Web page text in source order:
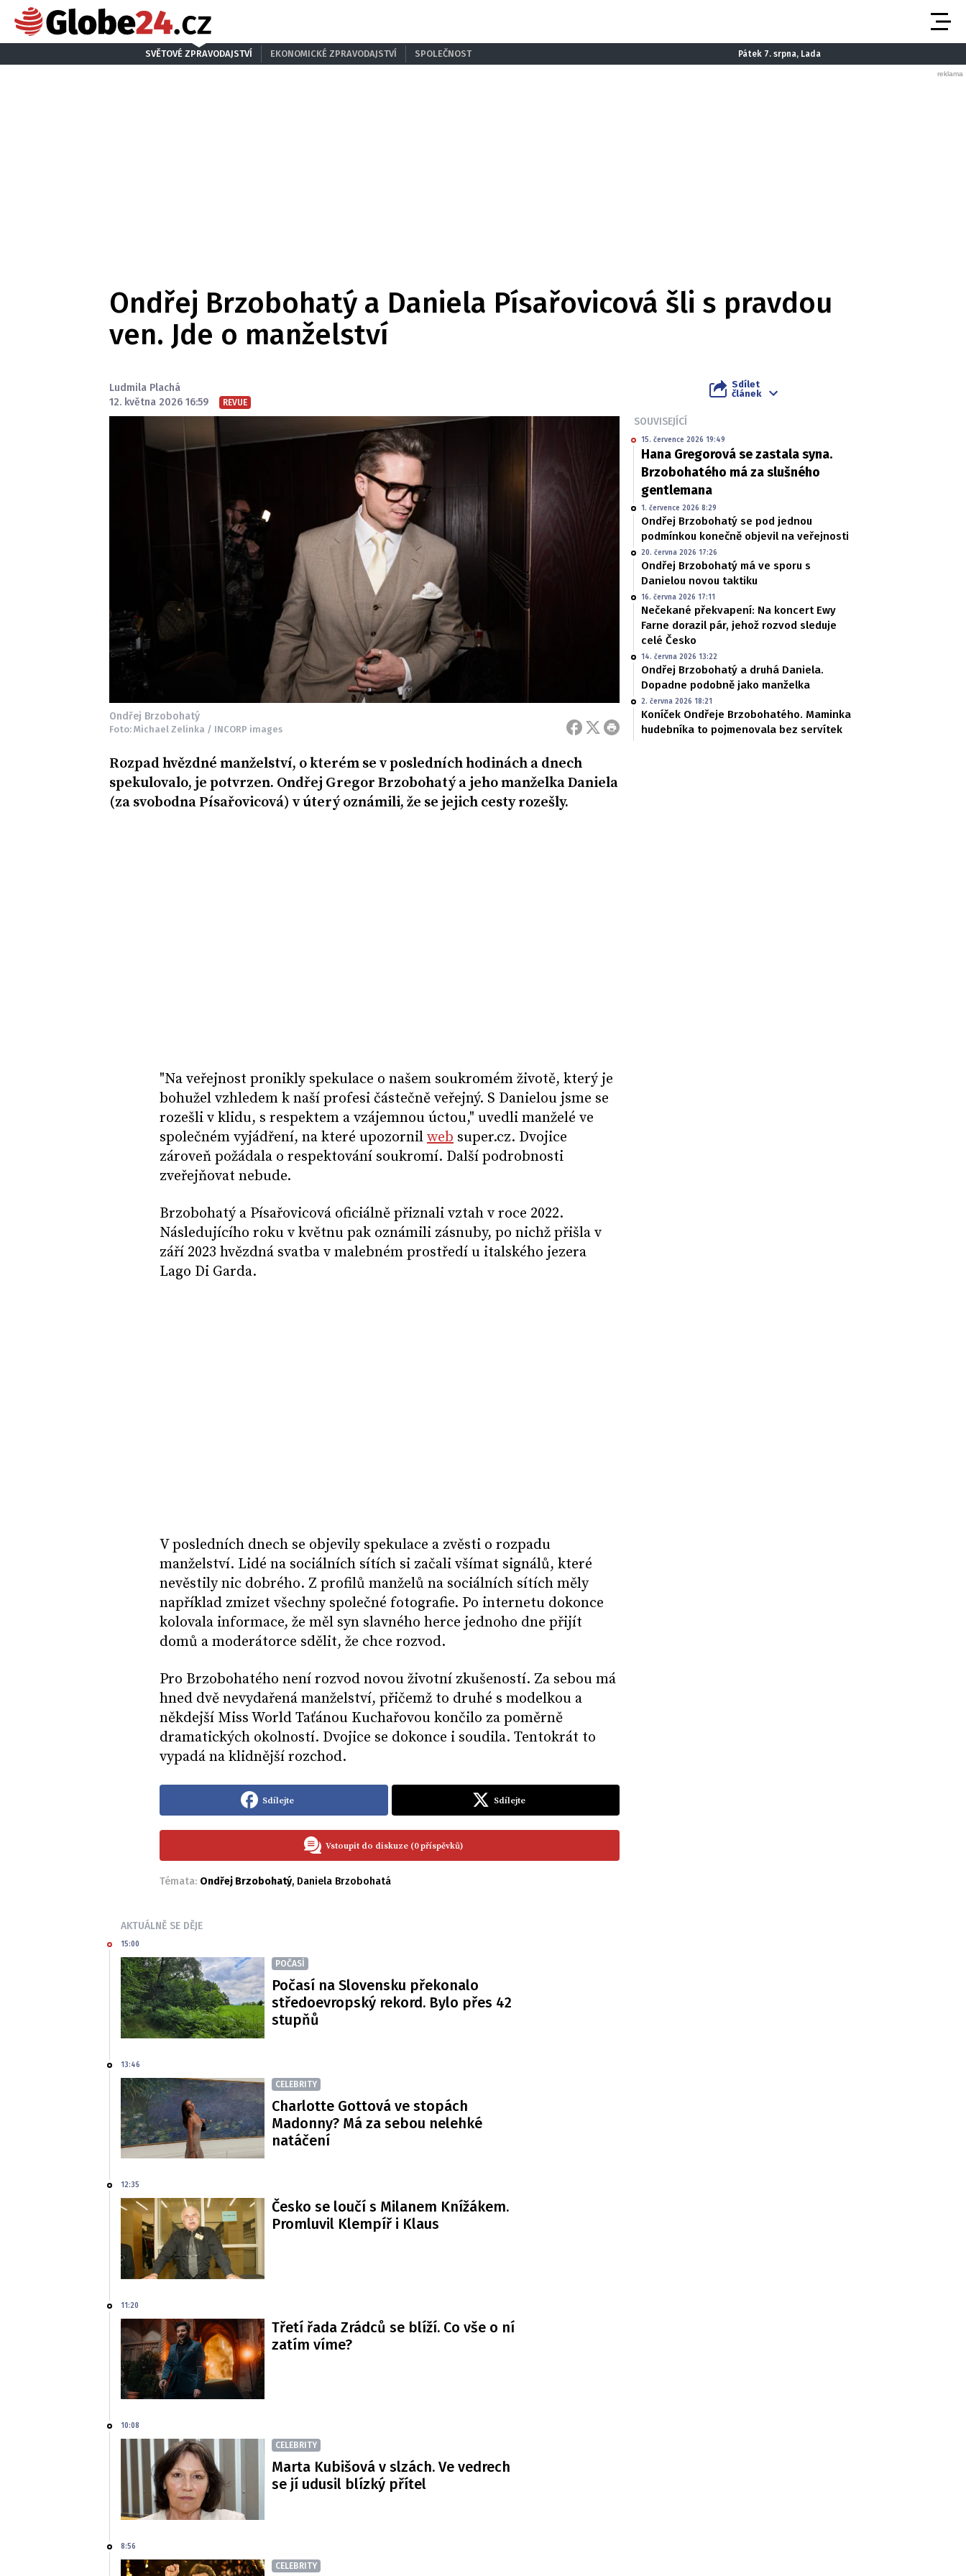
SVĚTOVÉ ZPRAVODAJSTVÍ EKONOMICKÉ ZPRAVODAJSTVÍ SPOLEČNOST Pátek 7. srpna, Lada
Ondřej Brzobohatý a Daniela Písařovicová šli s pravdou
ven. Jde o manželství
Ludmila Plachá
12. května 2026 16:59
REVUE
Sdílet
článek
Ondřej Brzobohatý
Foto: Michael Zelinka / INCORP images
Rozpad hvězdné manželství, o kterém se v posledních hodinách a dnech
spekulovalo, je potvrzen. Ondřej Gregor Brzobohatý a jeho manželka Daniela
(za svobodna Písařovicová) v úterý oznámili, že se jejich cesty rozešly.
"Na veřejnost pronikly spekulace o našem soukromém životě, který je
bohužel vzhledem k naší profesi částečně veřejný. S Danielou jsme se
rozešli v klidu, s respektem a vzájemnou úctou," uvedli manželé ve
společném vyjádření, na které upozornil web super.cz. Dvojice
zároveň požádala o respektování soukromí. Další podrobnosti
zveřejňovat nebude.
Brzobohatý a Písařovicová oficiálně přiznali vztah v roce 2022.
Následujícího roku v květnu pak oznámili zásnuby, po nichž přišla v
září 2023 hvězdná svatba v malebném prostředí u italského jezera
Lago Di Garda.
V posledních dnech se objevily spekulace a zvěsti o rozpadu
manželství. Lidé na sociálních sítích si začali všímat signálů, které
nevěstily nic dobrého. Z profilů manželů na sociálních sítích měly
například zmizet všechny společné fotografie. Po internetu dokonce
kolovala informace, že měl syn slavného herce jednoho dne přijít
domů a moderátorce sdělit, že chce rozvod.
Pro Brzobohatého není rozvod novou životní zkušeností. Za sebou má
hned dvě nevydařená manželství, přičemž to druhé s modelkou a
někdejší Miss World Taťánou Kuchařovou končilo za poměrně
dramatických okolností. Dvojice se dokonce i soudila. Tentokrát to
vypadá na klidnější rozchod.
Sdílejte Sdílejte
Vstoupit do diskuze (0 příspěvků)
Témata: Ondřej Brzobohatý, Daniela Brzobohatá
SOUVISEJÍCÍ
15. července 2026 19:49
Hana Gregorová se zastala syna.
Brzobohatého má za slušného
gentlemana
1. července 2026 8:29
Ondřej Brzobohatý se pod jednou
podmínkou konečně objevil na veřejnosti
20. června 2026 17:26
Ondřej Brzobohatý má ve sporu s
Danielou novou taktiku
16. června 2026 17:11
Nečekané překvapení: Na koncert Ewy
Farne dorazil pár, jehož rozvod sleduje
celé Česko
14. června 2026 13:22
Ondřej Brzobohatý a druhá Daniela.
Dopadne podobně jako manželka
2. června 2026 18:21
Koníček Ondřeje Brzobohatého. Maminka
hudebníka to pojmenovala bez servítek
AKTUÁLNĚ SE DĚJE
15:00
POČASÍ
Počasí na Slovensku překonalo
středoevropský rekord. Bylo přes 42
stupňů
13:46
CELEBRITY
Charlotte Gottová ve stopách
Madonny? Má za sebou nelehké
natáčení
12:35
Česko se loučí s Milanem Knížákem.
Promluvil Klempíř i Klaus
11:20
Třetí řada Zrádců se blíží. Co vše o ní
zatím víme?
10:08
CELEBRITY
Marta Kubišová v slzách. Ve vedrech
se jí udusil blízký přítel
8:56
CELEBRITY